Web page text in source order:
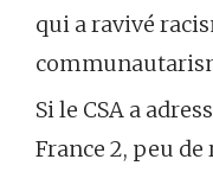
qui a ravivé
Si le CSA a
France 2, peu